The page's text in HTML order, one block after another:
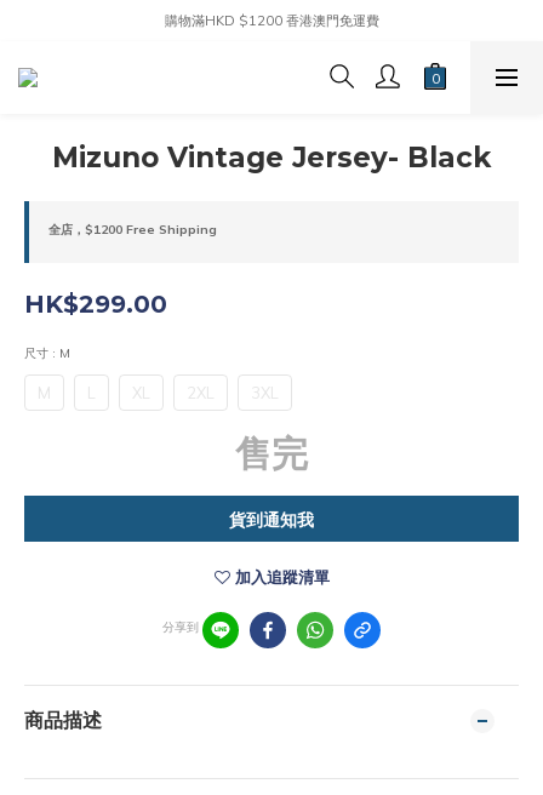
購物滿HKD $1200 香港澳門免運費
Mizuno Vintage Jersey- Black
全店，$1200 Free Shipping
HK$299.00
尺寸 : M
M L XL 2XL 3XL
售完
貨到通知我
加入追蹤清單
分享到
商品描述